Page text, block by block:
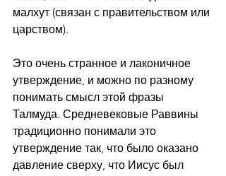
малхут (связан с правительством или
царством).
Это очень странное и лаконичное
утверждение, и можно по разному
понимать смысл этой фразы
Талмуда. Средневековые Раввины
традиционно понимали это
утверждение так, что было оказано
давление сверху, что Иисус был